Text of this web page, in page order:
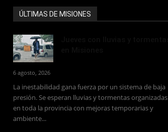
ÚLTIMAS DE MISIONES
6 agosto, 2026
La inestabilidad gana fuerza por un sistema de baja
presión. Se esperan lluvias y tormentas organizadas
en toda la provincia con mejoras temporarias y
ambiente...